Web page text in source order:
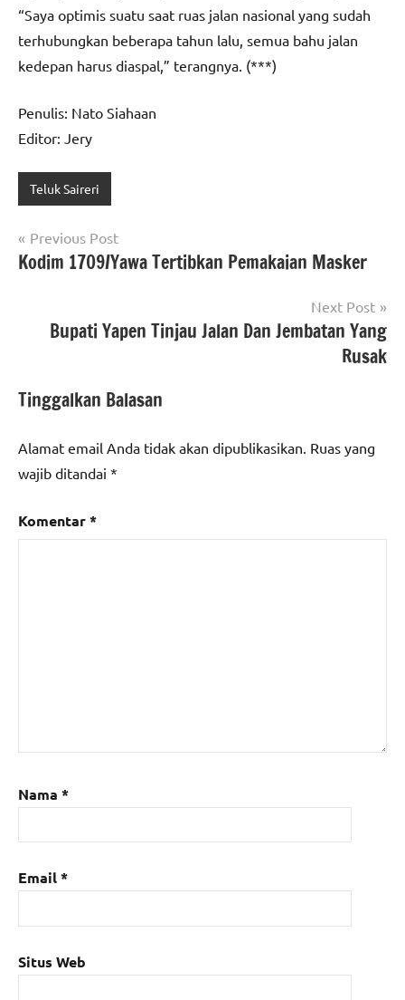
“Saya optimis suatu saat ruas jalan nasional yang sudah
terhubungkan beberapa tahun lalu, semua bahu jalan
kedepan harus diaspal,” terangnya. (***)
Penulis: Nato Siahaan
Editor: Jery
Teluk Saireri
Navigasi
pos
Previous Post
Kodim 1709/Yawa Tertibkan Pemakaian Masker
Next Post
Bupati Yapen Tinjau Jalan Dan Jembatan Yang
Rusak
Tinggalkan Balasan
Alamat email Anda tidak akan dipublikasikan. Ruas yang
wajib ditandai *
Komentar*
Nama *
Email*
Situs Web